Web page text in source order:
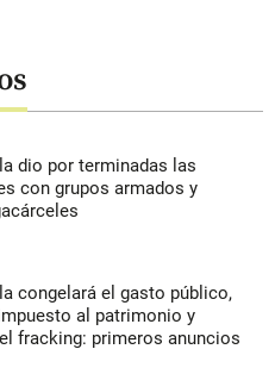
dio por terminadas las
con grupos armados y
congelará el gasto público,
al patrimonio y
fracking: primeros anuncios